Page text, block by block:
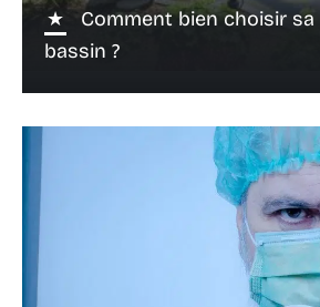
Comment bien choisir
bassin ?